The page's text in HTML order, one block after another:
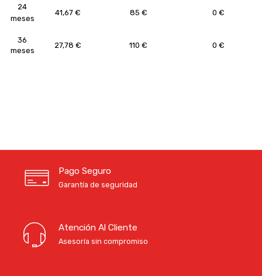
24
meses
41,67 € 85 € 0 €
36
meses
27,78 € 110 € 0 €
Pago Seguro
Garantía de seguridad
Atención Al Cliente
Asesoría sin compromiso